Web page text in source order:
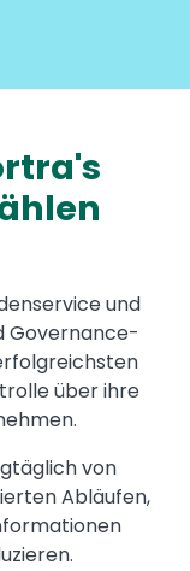
und
Governance-
über ihre
von
Abläufen,